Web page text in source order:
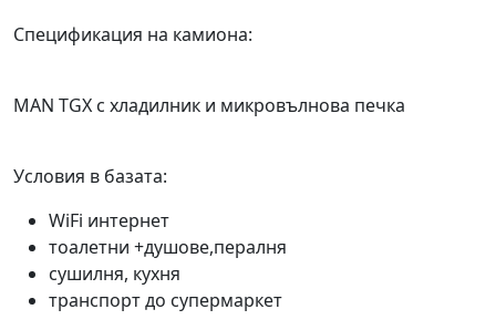
Спецификация на камиона:
MAN TGX с хладилник и микровълнова печка
Условия в базата:
WiFi интернет
тоалетни +душове,пералня
сушилня, кухня
транспорт до супермаркет